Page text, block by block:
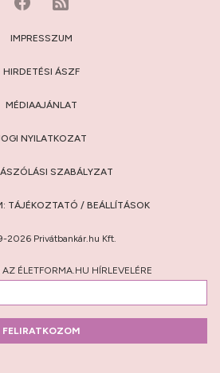
IMPRESSZUM
HIRDETÉSI ÁSZF
MÉDIAAJÁNLAT
NYILATKOZAT
SZABÁLYZAT
TÁJÉKOZTATÓ / BEÁLLÍTÁSOK
Privátbankár.hu Kft.
ÉLETFORMA.HU HÍRLEVELÉRE
FELIRATKOZOM